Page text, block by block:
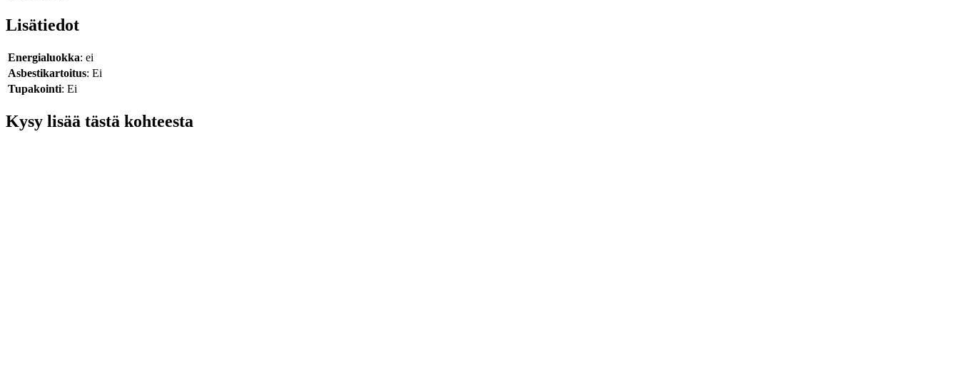
Lisätiedot
Energialuokka: ei
Asbestikartoitus: Ei
Tupakointi: Ei
Kysy lisää tästä kohteesta